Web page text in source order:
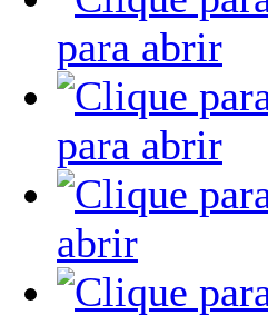
para abrir
para abrir
abrir